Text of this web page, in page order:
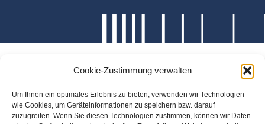
Cookie-Zustimmung verwalten
Um Ihnen ein optimales Erlebnis zu bieten, verwenden wir Technologien
wie Cookies, um Geräteinformationen zu speichern bzw. darauf
zuzugreifen. Wenn Sie diesen Technologien zustimmen, können wir Daten